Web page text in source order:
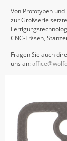
Von Prototypen
zur Großserie
CNC-Fräsen,
Fragen Sie auch
uns an: